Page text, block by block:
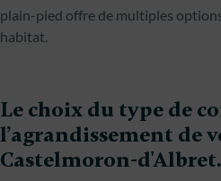
plain-pied offre de multiples
habitat.
Le choix du type de
l’agrandissement de
Castelmoron-d'Albret.